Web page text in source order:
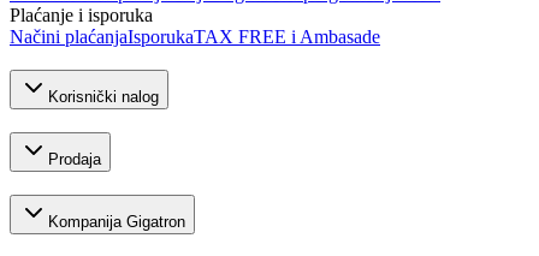
Plaćanje i isporuka
Načini plaćanjaIsporukaTAX FREE i Ambasade
Korisnički nalog
Prodaja
Kompanija Gigatron